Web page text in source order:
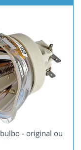
- original ou